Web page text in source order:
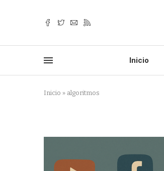
Inicio
Inicio » algoritmos